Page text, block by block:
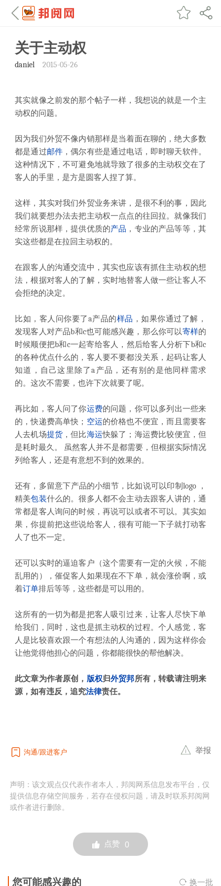
关于主动权
daniel 2015-05-26
其实就像之前发的那个帖子一样，我想说的就是一个主
动权的问题。
因为我们外贸不像内销那样是当着面在聊的，绝大多数
都是通过邮件 ，偶尔有些是通过电话，即时聊天软件。
这种情况下，不可避免地就导致了很多的主动权交在了
客人的手里，是方是圆客人捏了算。
这样，其实对我们外贸业务来讲，是很不利的事，因此
我们就要想办法去把主动权一点点的往回拉。就像我们
经常所说那样，提供优质的产品 ，专业的产品等等，其
实这些都是在拉回主动权的。
在跟客人的沟通交流中，其实也应该有抓住主动权的想
法，根据对客人的了解，实时地替客人做一些让客人不
会拒绝的决定。
比如，客人问你要了a产品的样品 ，如果你通过了解，
发现客人对产品b和c也可能感兴趣，那么你可以寄样的
时候顺便把b和c一起寄给客人，然后给客人分析下b和c
的各种优点什么的，客人要不要都没关系，起码让客人
知道，自己这里除了a产品，还有别的是他同样需求
的。这次不需要，也许下次就要了呢。
再比如，客人问了你运费的问题，你可以多列出一些来
的，快递费高单快； 空运的价格也不便宜，而且需要客
人去机场提货 ，但比海运快躲了；海运费比较便宜，但
是耗时最久。 虽然客人并不是都需要，但根据实际情况
列给客人，还是有意想不到的效果的。
还有，多留意下产品的小细节，比如说可以印制logo ，
精美包装什么的。很多人都不会主动去跟客人讲的，通
常都是客人询问的时候，再说可以或者不可以。其实如
果，你提前把这些说给客人，很有可能一下子就打动客
人了也不一定。
还可以实时的逼迫客户（这个需要有一定的火候，不能
乱用的），催促客人如果现在不下单，就会涨价啊，或
着订单排后等等，这些都是可以用的。
这所有的一切为都是把客人吸引过来，让客人尽快下单
给我们，同时，这也是抓主动权的过程。个人感觉，客
人是比较喜欢跟一个有想法的人沟通的，因为这样你会
让他觉得他担心的问题，你都能很快的帮他解决。
此文章为作者原创， 版权归外贸邦所有，转载请注明来
源，如有违反，追究法律责任。
沟通 跟进客户 举报
声明：该文观点仅代表作者本人，邦阅网系信息发布平台，仅
提供信息存储空间服务，若存在侵权问题，请及时联系邦阅网
或作者进行删除。
点赞 0
您可能感兴趣的 换一批